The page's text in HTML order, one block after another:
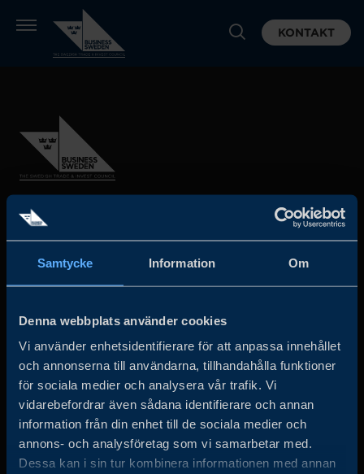
Samtycke Information Om
Denna webbplats använder cookies
Vi använder enhetsidentifierare för att anpassa innehållet
och annonserna till användarna, tillhandahålla funktioner
för sociala medier och analysera vår trafik. Vi
vidarebefordrar även sådana identifierare och annan
information från din enhet till de sociala medier och
annons- och analysföretag som vi samarbetar med.
Dessa kan i sin tur kombinera informationen med annan
KONTAKT
Business Sweden arbetar på uppdrag av regeringen och
det privata näringslivet för att hjälpa svenska företag att
öka sin globala försäljning och internationella företag att
JOBBA HOS OSS